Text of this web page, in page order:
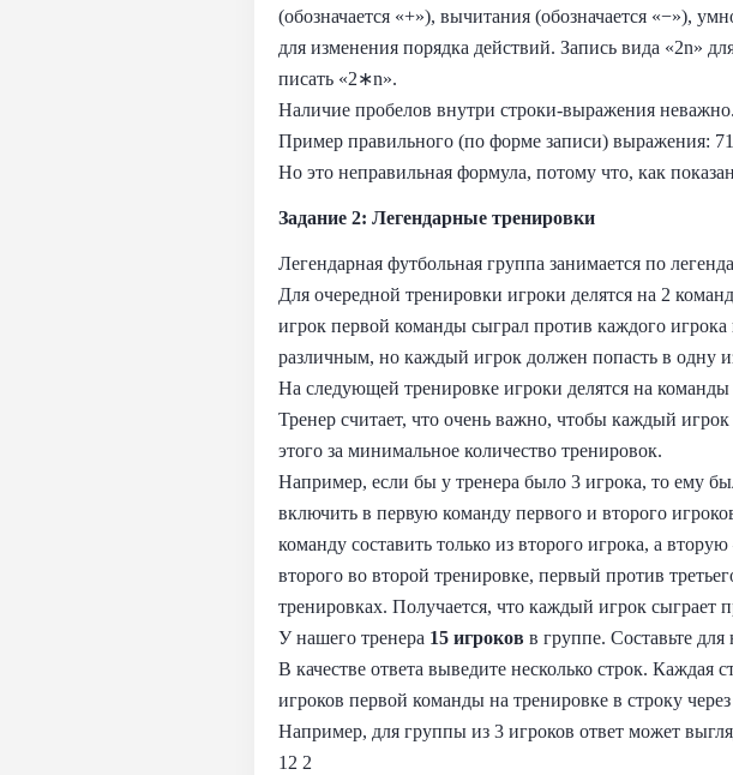
(обозначается «+»), вычитания (обозначается «−»),
для изменения порядка действий. Запись вида «2n»
писать «2∗n».
Наличие пробелов внутри строки‑выражения неважно.
Пример правильного (по форме записи) выражения:
Но это неправильная формула, потому что, как
Задание 2: Легендарные тренировки
Легендарная футбольная группа занимается по
Для очередной тренировки игроки делятся на 2
игрок первой команды сыграл против каждого
различным, но каждый игрок должен попасть в одну
На следующей тренировке игроки делятся на команды
Тренер считает, что очень важно, чтобы каждый
этого за минимальное количество тренировок.
Например, если бы у тренера было 3 игрока, то ему
включить в первую команду первого и второго
команду составить только из второго игрока, а
второго во второй тренировке, первый против
тренировках. Получается, что каждый игрок сыграет
У нашего тренера 15 игроков в группе. Составьте
В качестве ответа выведите несколько строк.
игроков первой команды на тренировке в строку
Например, для группы из 3 игроков ответ может
12 2